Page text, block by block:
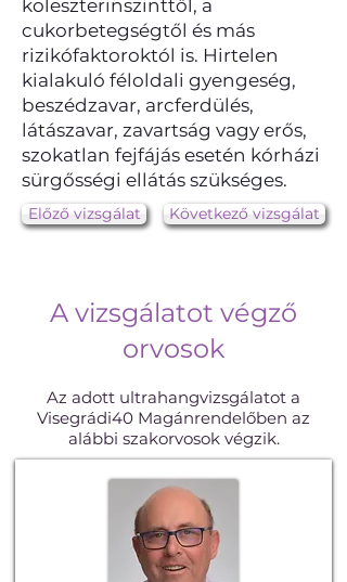
koleszterinszinttől, a
cukorbetegségtől és más
rizikófaktoroktól is. Hirtelen
kialakuló féloldali gyengeség,
beszédzavar, arcferdülés,
látászavar, zavartság vagy erős,
szokatlan fejfájás esetén kórházi
sürgősségi ellátás szükséges.
Előző vizsgálat Következő vizsgálat
A vizsgálatot végző
orvosok
Az adott ultrahangvizsgálatot a
Visegrádi40 Magánrendelőben az
alábbi szakorvosok végzik.